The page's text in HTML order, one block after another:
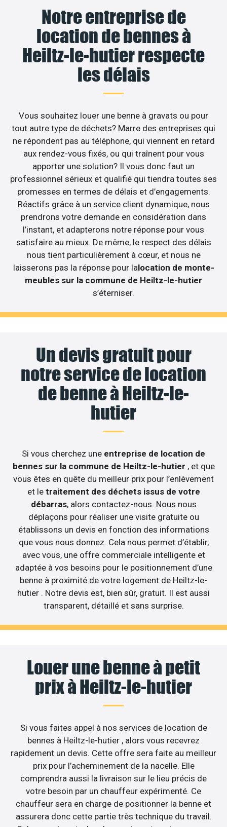
Notre entreprise de
location de bennes à
Heiltz-le-hutier respecte
les délais
Vous souhaitez louer une benne à gravats ou pour
tout autre type de déchets? Marre des entreprises qui
ne répondent pas au téléphone, qui viennent en retard
aux rendez-vous fixés, ou qui traînent pour vous
apporter une solution? Il vous donc faut un
professionnel sérieux et qualifié qui tiendra toutes ses
promesses en termes de délais et d’engagements.
Réactifs grâce à un service client dynamique, nous
prendrons votre demande en considération dans
l’instant, et adapterons notre réponse pour vous
satisfaire au mieux. De même, le respect des délais
nous tient particulièrement à cœur, et nous ne
laisserons pas la réponse pour lalocation de monte-
meubles sur la commune de Heiltz-le-hutier
s’éterniser.
Un devis gratuit pour
notre service de location
de benne à Heiltz-le-
hutier
Si vous cherchez une entreprise de location de
bennes sur la commune de Heiltz-le-hutier , et que
vous êtes en quête du meilleur prix pour l’enlèvement
et le traitement des déchets issus de votre
débarras, alors contactez-nous. Nous nous
déplaçons pour réaliser une visite gratuite ou
établissons un devis en fonction des informations
que vous nous donnez. Cela nous permet d’établir,
avec vous, une offre commerciale intelligente et
adaptée à vos besoins pour le positionnement d’une
benne à proximité de votre logement de Heiltz-le-
hutier . Notre devis est, bien sûr, gratuit. Il est aussi
transparent, détaillé et sans surprise.
Louer une benne à petit
prix à Heiltz-le-hutier
Si vous faites appel à nos services de location de
bennes à Heiltz-le-hutier , alors vous recevrez
rapidement un devis. Cette offre sera faite au meilleur
prix pour l’acheminement de la nacelle. Elle
comprendra aussi la livraison sur le lieu précis de
votre besoin par un chauffeur expérimenté. Ce
chauffeur sera en charge de positionner la benne et
assurera donc cette partie très technique du travail.